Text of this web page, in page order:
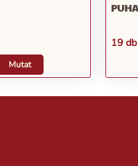
Mutat
19 db